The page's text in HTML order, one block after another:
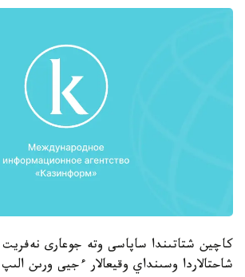
كاچين شتاتىندا ساپاسى وتە جوعارى نەفريت
شاحتالاردا وسىنداي وقيعالار ءجيى ورىن